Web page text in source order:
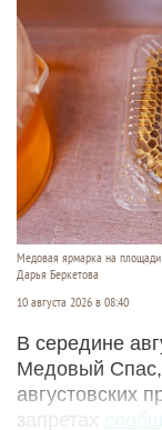
Медовая ярмарка на
Дарья Беркетова
10 августа 2026 в 08:40
В середине
Медовый Спас,
августовских
запретах